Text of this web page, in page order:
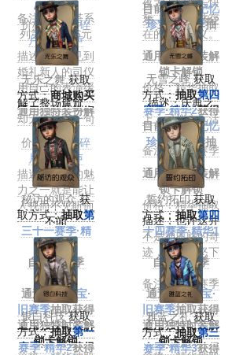
主题时装
第一赛季·精华2
运。
备注：象牙塔系
列第十五款6元
时装
夜为人们带去快
乐，就是魔法存
在的全部意义。
锁卡解锁
价格：1188碎
片/318回声
描述：未曾见到
婚礼新人的司仪
用自己的表演缓
解了整场尴尬，
却无法说出一句
祝词
目前可通过记忆
珍宝·旧赛季抽
取获得
通用独特时装解
锁卡解锁
价格：精华抽取
描述：庆典之
上，司仪永远活
力四射
备注：第二赛季
·精华1
无乐之舞获取
方式：商城购买
通用独特装扮解
锁卡解锁
价格：1188碎
片/318回声
描述：权力的魅
力之一就是能让
人视而不见听而
不闻
无雪之峰获取
方式：抽取第四
赛季·精华2获得
目前可通过记忆
珍宝·旧赛季抽
取获得
通用独特时装解
锁卡解锁
价格：精华抽取
描述：也许这并
不是神恩赐的奇
迹，而是盛怒下
的惩罚
备注：第四赛季
·精华2
秘访的观众获
取方式：抽取第
三十一赛季·精
华3获得
自第32赛季
起：
通过 记忆珍宝·
旧赛季抽取获得
通用独特时装解
锁卡解锁
誓约拓印获取
方式：抽取第四
十四赛季·精华1
获得
自第45赛季
起：
通过 记忆珍宝·
旧赛季抽取获得
通用独特时装解
锁卡解锁
银白科技获取
方式：抽取第一
赛季·精华2获得
雅蓝之礼获取
方式：抽取第三
赛季·精华3获得